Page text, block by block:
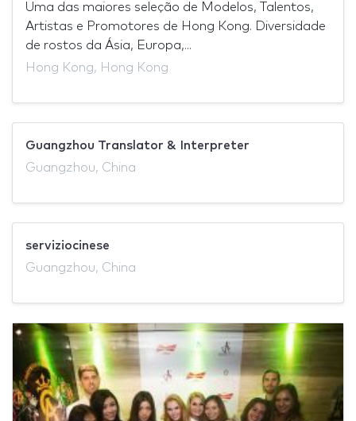
Uma das maiores seleção de Modelos, Talentos,
Artistas e Promotores de Hong Kong. Diversidade
de rostos da Ásia, Europa,...
Hong Kong, Hong Kong
Guangzhou Translator & Interpreter
Guangzhou, China
serviziocinese
Guangzhou, China